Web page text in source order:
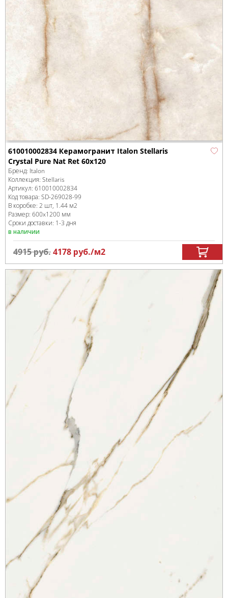
610010002834 Керамогранит Italon Stellaris
Crystal Pure Nat Ret 60x120
Бренд: Italon
Коллекция: Stellaris
Артикул: 610010002834
Код товара: SD-269028-99
В коробке: 2 шт, 1.44 м2
Размер: 600x1200 мм
Сроки доставки: 1-3 дня
в наличии
4915руб.4178 руб./м2